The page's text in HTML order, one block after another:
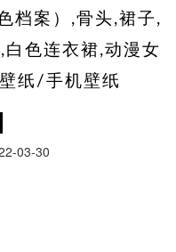
档案）,骨头,裙子,
色连衣裙,动漫女
纸/手机壁纸
03-30